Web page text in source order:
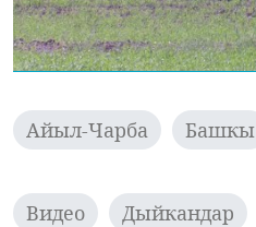
Айыл-Чарба Башкы
Видео Дыйкандар